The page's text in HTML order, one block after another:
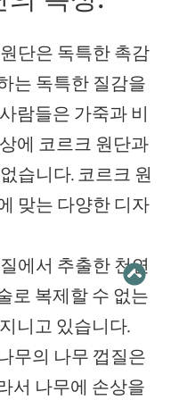
단은 독특한 촉감
는 독특한 질감을
람들은 가죽과 비
에 코르크 원단과
습니다. 코르크 원
맞는 다양한 디자
에서 추출한 천연
로 복제할 수 없는
니고 있습니다.
무의 나무 껍질은
서 나무에 손상을